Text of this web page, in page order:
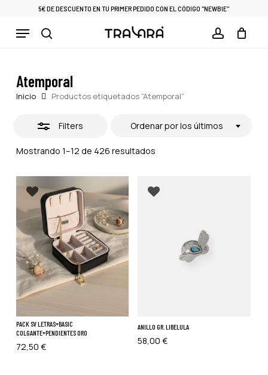
main
5€ DE DESCUENTO EN TU PRIMER PEDIDO CON EL CÓDIGO "NEWBIE"
Menu Cart CLOSE
CART
Atemporal
Inicio Productos etiquetados “Atemporal”
Filters
Mostrando 1–12 de 426 resultadosOrdenado
Ordenar por los últimos
Close
Filters
PACK SV LETRAS+BASIC
COLGANTE+PENDIENTES ORO
72,50 €
ANILLO GR. LIBELULA
58,00€